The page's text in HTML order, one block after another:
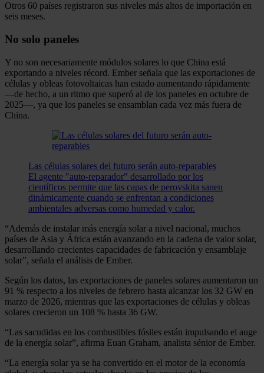
Otros 60 países registraron sus niveles más altos de importación en
seis meses.
No solo paneles
Y no son necesariamente módulos solares lo que China está
exportando a niveles récord. Ember señala que las exportaciones de
células y obleas fotovoltaicas han estado aumentando rápidamente
—de hecho, a un ritmo que superó al de los paneles en octubre de
2025—, ya que los paneles se ensamblan cada vez más fuera de
China.
Las células solares del futuro serán auto-reparables
El agente "auto-reparador" desarrollado por los
científicos permite que las capas de perovskita sanen
dinámicamente cuando se enfrentan a condiciones
ambientales adversas como humedad y calor.
“Además de instalar más energía solar a nivel nacional, muchos
países de Asia y África están avanzando en la cadena de valor solar,
desarrollando crecientes capacidades de fabricación y ensamblaje
solar”, señala el análisis de Ember.
Según los datos, las exportaciones de paneles solares aumentaron un
91 % respecto a los niveles de febrero hasta alcanzar los 32 GW en
marzo de 2026, mientras que las exportaciones de células y obleas
solares crecieron un 108 % hasta 36 GW.
“Las sacudidas en los combustibles fósiles están impulsando el auge
de la energía solar”, afirma Euan Graham, analista sénior de Ember.
“La energía solar ya se ha convertido en el motor de la economía